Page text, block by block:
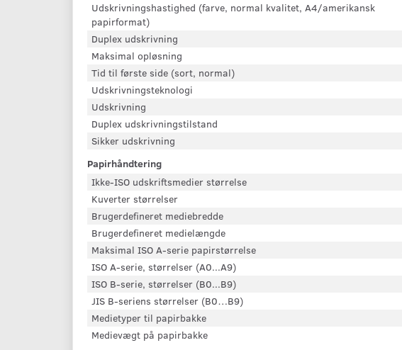
Udskrivningshastighed (farve, normal kvalitet, A4/amerikansk
papirformat)
Duplex udskrivning
Maksimal opløsning
Tid til første side (sort, normal)
Udskrivningsteknologi
Udskrivning
Duplex udskrivningstilstand
Sikker udskrivning
Papirhåndtering
Ikke-ISO udskriftsmedier størrelse
Kuverter størrelser
Brugerdefineret mediebredde
Brugerdefineret medielængde
Maksimal ISO A-serie papirstørrelse
ISO A-serie, størrelser (A0...A9)
ISO B-serie, størrelser (B0...B9)
JIS B-seriens størrelser (B0…B9)
Medietyper til papirbakke
Medievægt på papirbakke